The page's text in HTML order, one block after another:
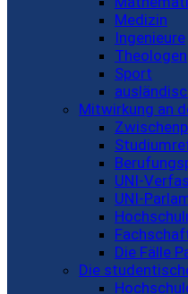
Medizin
Ingenieure
Theologen
Sport
Mitwirkung an
UNI-
UNI-
Die Fälle
Die